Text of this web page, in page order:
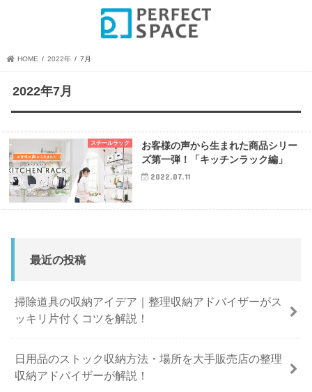
HOME 2022年 7月
2022年7月
スチールラック
お客様の声から生まれた商品シリー
ズ第一弾！「キッチンラック編」
2022.07.11
最近の投稿
掃除道具の収納アイデア｜整理収納アドバイザーがス
ッキリ片付くコツを解説！
日用品のストック収納方法・場所を大手販売店の整理
収納アドバイザーが解説！